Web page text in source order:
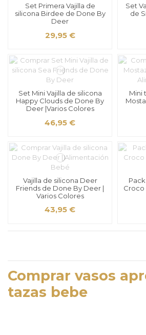
Set Primera Vajilla de
silicona Birdee de Done By
Deer
29,95 €
Set
de
Set Mini Vajilla de silicona
Happy Clouds de Done By
Deer |Varios Colores
46,95 €
Mini
Vajilla de silicona Deer
Friends de Done By Deer |
Varios Colores
43,95 €
Croco
Comprar vasos
tazas bebe